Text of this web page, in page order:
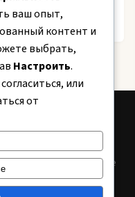
аналитика, полезные
ваш опыт,
контент и
выбрать,
Настроить.
или
от